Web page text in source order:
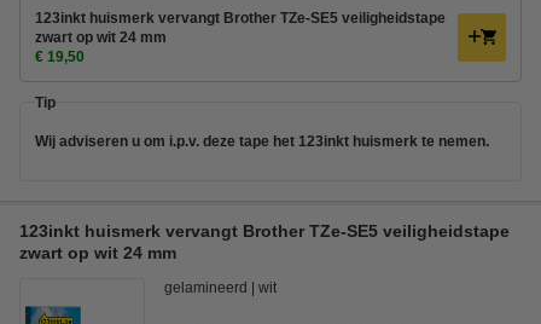
123inkt huismerk vervangt Brother TZe-SE5 veiligheidstape
zwart op wit 24 mm
€ 19,50
Tip
Wij adviseren u om i.p.v. deze tape het 123inkt huismerk te nemen.
123inkt huismerk vervangt Brother TZe-SE5 veiligheidstape
zwart op wit 24 mm
gelamineerd wit